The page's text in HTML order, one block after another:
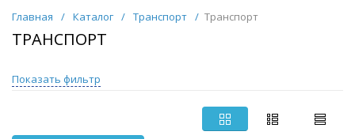
Главная / Каталог / Транспорт / Транспорт
ТРАНСПОРТ
Показать фильтр